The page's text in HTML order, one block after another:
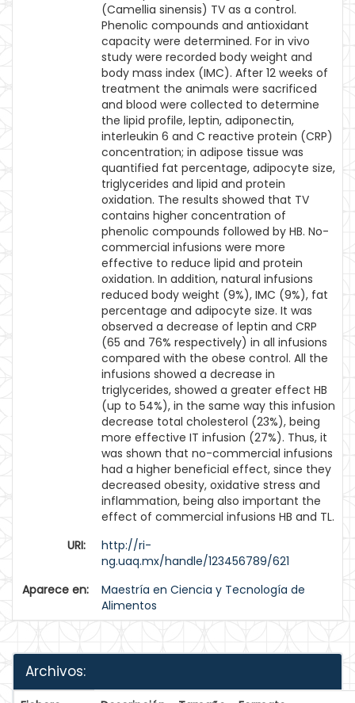
(Camellia sinensis) TV as a control.
Phenolic compounds and antioxidant
capacity were determined. For in vivo
study were recorded body weight and
body mass index (IMC). After 12 weeks of
treatment the animals were sacrificed
and blood were collected to determine
the lipid profile, leptin, adiponectin,
interleukin 6 and C reactive protein (CRP)
concentration; in adipose tissue was
quantified fat percentage, adipocyte size,
triglycerides and lipid and protein
oxidation. The results showed that TV
contains higher concentration of
phenolic compounds followed by HB. No-
commercial infusions were more
effective to reduce lipid and protein
oxidation. In addition, natural infusions
reduced body weight (9%), IMC (9%), fat
percentage and adipocyte size. It was
observed a decrease of leptin and CRP
(65 and 76% respectively) in all infusions
compared with the obese control. All the
infusions showed a decrease in
triglycerides, showed a greater effect HB
(up to 54%), in the same way this infusion
decrease total cholesterol (23%), being
more effective IT infusion (27%). Thus, it
was shown that no-commercial infusions
had a higher beneficial effect, since they
decreased obesity, oxidative stress and
inflammation, being also important the
effect of commercial infusions HB and TL.
URI:
http://ri-
ng.uaq.mx/handle/123456789/621
Aparece en:
Maestría en Ciencia y Tecnología de
Alimentos
Archivos: